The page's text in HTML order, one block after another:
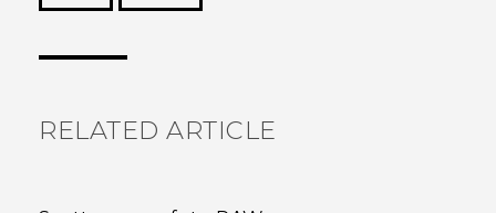
RELATED ARTICLE